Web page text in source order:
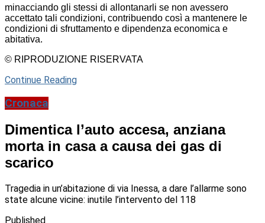
minacciando gli stessi di allontanarli se non avessero
accettato tali condizioni, contribuendo così a mantenere le
condizioni di sfruttamento e dipendenza economica e
abitativa.
© RIPRODUZIONE RISERVATA
Continue Reading
Cronaca
Dimentica l’auto accesa, anziana
morta in casa a causa dei gas di
scarico
Tragedia in un’abitazione di via Inessa, a dare l’allarme sono
state alcune vicine: inutile l’intervento del 118
Published